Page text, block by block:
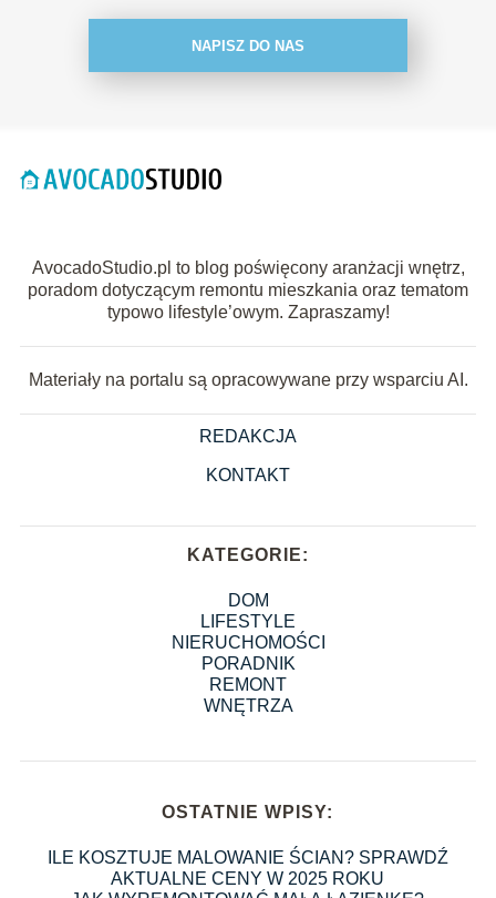
NAPISZ DO NAS
AvocadoStudio.pl to blog poświęcony aranżacji wnętrz,
poradom dotyczącym remontu mieszkania oraz tematom
typowo lifestyle’owym. Zapraszamy!
Materiały na portalu są opracowywane przy wsparciu AI.
REDAKCJA
KONTAKT
KATEGORIE:
DOM
LIFESTYLE
NIERUCHOMOŚCI
PORADNIK
REMONT
WNĘTRZA
OSTATNIE WPISY:
ILE KOSZTUJE MALOWANIE ŚCIAN? SPRAWDŹ
AKTUALNE CENY W 2025 ROKU